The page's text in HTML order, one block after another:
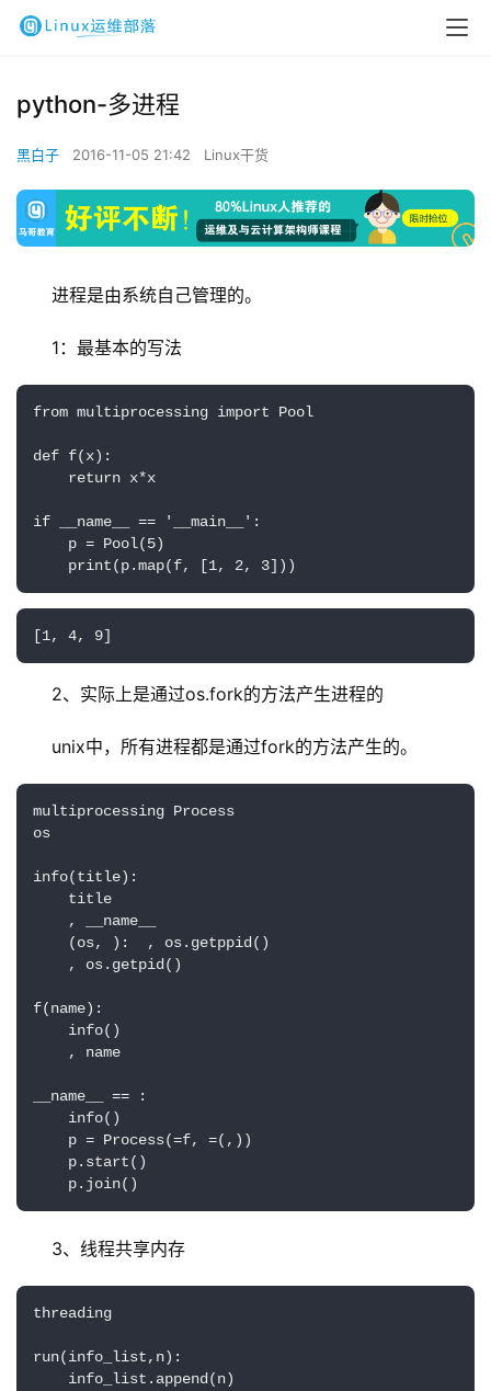
python-多进程
黑白子 2016-11-05 21:42 Linux干货
进程是由系统自己管理的。
1：最基本的写法
from multiprocessing import Pool
def f(x):
return x*x
if __name__ == '__main__':
p = Pool(5)
print(p.map(f, [1, 2, 3]))
[1, 4, 9]
2、实际上是通过os.fork的方法产生进程的
unix中，所有进程都是通过fork的方法产生的。
multiprocessing Process
os
info(title):
title
, __name__
(os, ):  , os.getppid()
, os.getpid()
f(name):
info()
, name
__name__ == :
info()
p = Process(=f, =(,))
p.start()
p.join()
3、线程共享内存
threading
run(info_list,n):
info_list.append(n)